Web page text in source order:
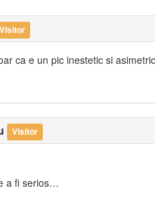
Visitor
ca e un pic inestetic si
Visitor
a fi serios…